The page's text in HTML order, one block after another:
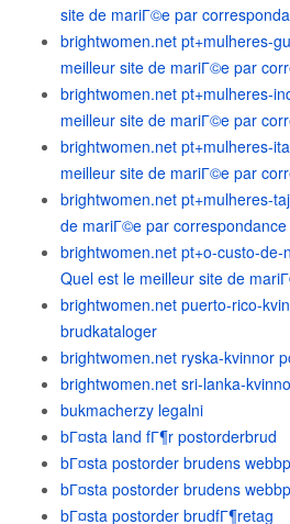
site de mariГ©e par
brightwomen.net pt+mulheres-
meilleur site de mariГ©e par
brightwomen.net pt+mulheres-
meilleur site de mariГ©e par
brightwomen.net pt+mulheres-
meilleur site de mariГ©e par
brightwomen.net pt+mulheres-
de mariГ©e par correspondance
brightwomen.net pt+o-custo-
Quel est le meilleur site de
brightwomen.net puerto-rico-
brudkataloger
brightwomen.net ryska-kvinnor
brightwomen.net sri-lanka-
bukmacherzy legalni
bГ¤sta land fГ¶r postorderbrud
bГ¤sta postorder brudens
bГ¤sta postorder brudens
bГ¤sta postorder brudfГ¶retag